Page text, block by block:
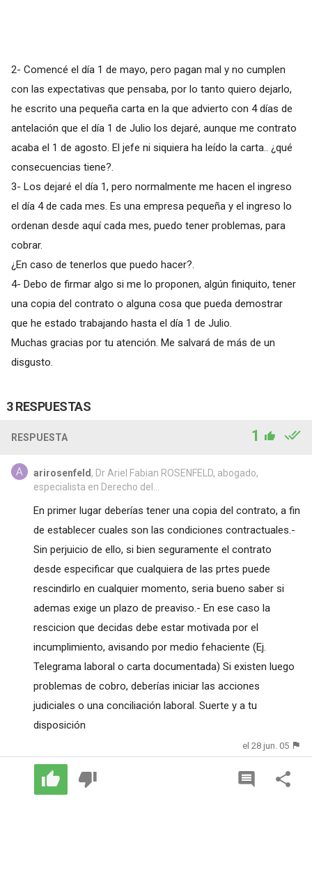
2- Comencé el día 1 de mayo, pero pagan mal y no cumplen
con las expectativas que pensaba, por lo tanto quiero dejarlo,
he escrito una pequeña carta en la que advierto con 4 días de
antelación que el día 1 de Julio los dejaré, aunque me contrato
acaba el 1 de agosto. El jefe ni siquiera ha leído la carta.. ¿qué
consecuencias tiene?.
3- Los dejaré el día 1, pero normalmente me hacen el ingreso
el día 4 de cada mes. Es una empresa pequeña y el ingreso lo
ordenan desde aquí cada mes, puedo tener problemas, para
cobrar.
¿En caso de tenerlos que puedo hacer?.
4- Debo de firmar algo si me lo proponen, algún finiquito, tener
una copia del contrato o alguna cosa que pueda demostrar
que he estado trabajando hasta el día 1 de Julio.
Muchas gracias por tu atención. Me salvará de más de un
disgusto.
3 RESPUESTAS
RESPUESTA 1
arirosenfeld , Dr Ariel Fabian ROSENFELD, abogado,
especialista en Derecho del...
En primer lugar deberías tener una copia del contrato, a fin
de establecer cuales son las condiciones contractuales.-
Sin perjuicio de ello, si bien seguramente el contrato
desde especificar que cualquiera de las prtes puede
rescindirlo en cualquier momento, seria bueno saber si
ademas exige un plazo de preaviso.- En ese caso la
rescicion que decidas debe estar motivada por el
incumplimiento, avisando por medio fehaciente (Ej.
Telegrama laboral o carta documentada) Si existen luego
problemas de cobro, deberías iniciar las acciones
judiciales o una conciliación laboral. Suerte y a tu
disposición
el 28 jun. 05